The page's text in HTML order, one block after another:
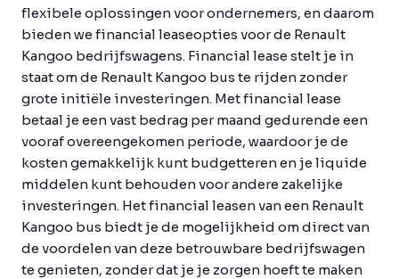
flexibele oplossingen voor ondernemers, en daarom
bieden we financial leaseopties voor de Renault
Kangoo bedrijfswagens. Financial lease stelt je in
staat om de Renault Kangoo bus te rijden zonder
grote initiële investeringen. Met financial lease
betaal je een vast bedrag per maand gedurende een
vooraf overeengekomen periode, waardoor je de
kosten gemakkelijk kunt budgetteren en je liquide
middelen kunt behouden voor andere zakelijke
investeringen. Het financial leasen van een Renault
Kangoo bus biedt je de mogelijkheid om direct van
de voordelen van deze betrouwbare bedrijfswagen
te genieten, zonder dat je je zorgen hoeft te maken